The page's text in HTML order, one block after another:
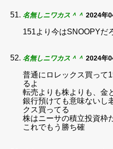
名無しニワカス＾＾ 2024年
151より今はSNOOPYだ
名無しニワカス＾＾ 2024年
普通にロレックス買って
るよ
転売よりも株よりも、金
銀行預けても意味ないし
クス買ってる
株はニーサの積立投資枠
これでもう勝ち確